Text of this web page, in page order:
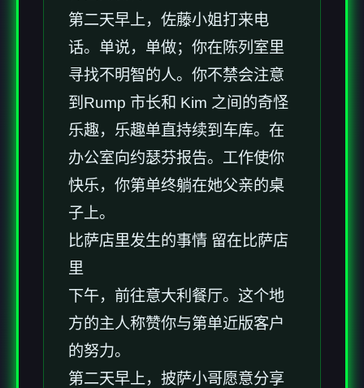
第二天早上，佐藤小姐打来电
话。单说，单做；你在陈列室里
寻找不明智的人。你不禁会注意
到Rump 市长和 Kim 之间的奇怪
乐趣，乐趣单直持续到车库。在
办公室向约瑟芬报告。工作使你
快乐，你第单终躺在她父亲的桌
子上。
比萨店里发生的事情 留在比萨店
里
下午，前往意大利餐厅。这个地
方的主人称赞你与第单近版客户
的努力。
第二天早上，披萨小哥愿意分享